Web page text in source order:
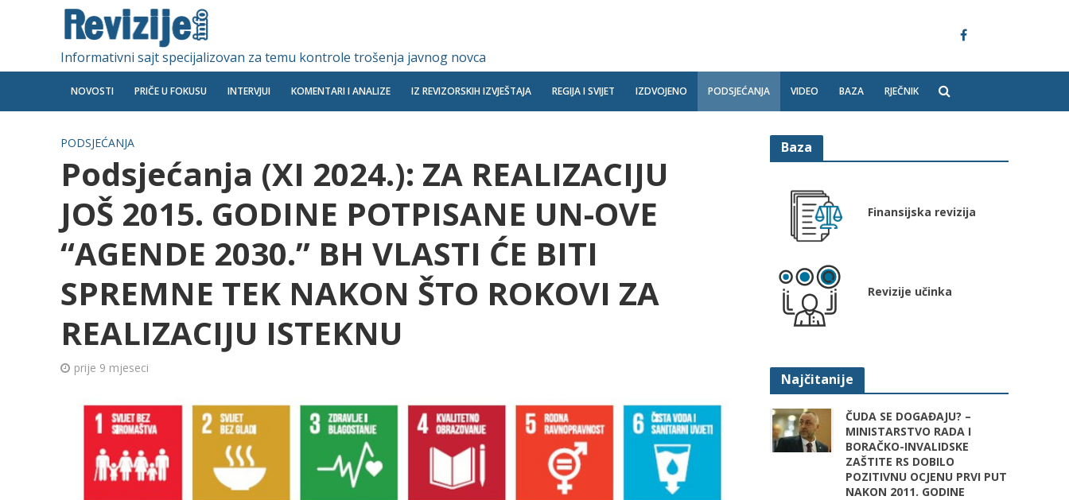
Informativni sajt specijalizovan za temu kontrole trošenja javnog novca
NOVOSTI PRIČE U FOKUSU INTERVJUI KOMENTARI I ANALIZE IZ REVIZORSKIH IZVJEŠTAJA REGIJA I SVIJET IZDVOJENO PODSJEĆANJA VIDEO BAZA RJEČNIK
PODSJEĆANJA
Podsjećanja (XI 2024.): ZA REALIZACIJU
JOŠ 2015. GODINE POTPISANE UN-OVE
“AGENDE 2030.” BH VLASTI ĆE BITI
SPREMNE TEK NAKON ŠTO ROKOVI ZA
REALIZACIJU ISTEKNU
prije 9 mjeseci
Baza
Finansijska revizija
Revizije učinka
Najčitanije
ČUDA SE DOGAĐAJU? –
MINISTARSTVO RADA I
BORAČKO-INVALIDSKE
ZAŠTITE RS DOBILO
POZITIVNU OCJENU PRVI PUT
NAKON 2011. GODINE